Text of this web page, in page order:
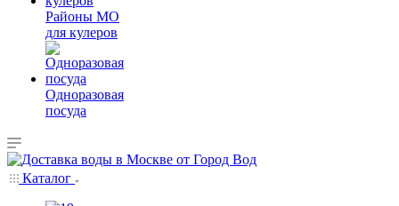
Районы МО
для кулеров
Одноразовая
посуда
Каталог